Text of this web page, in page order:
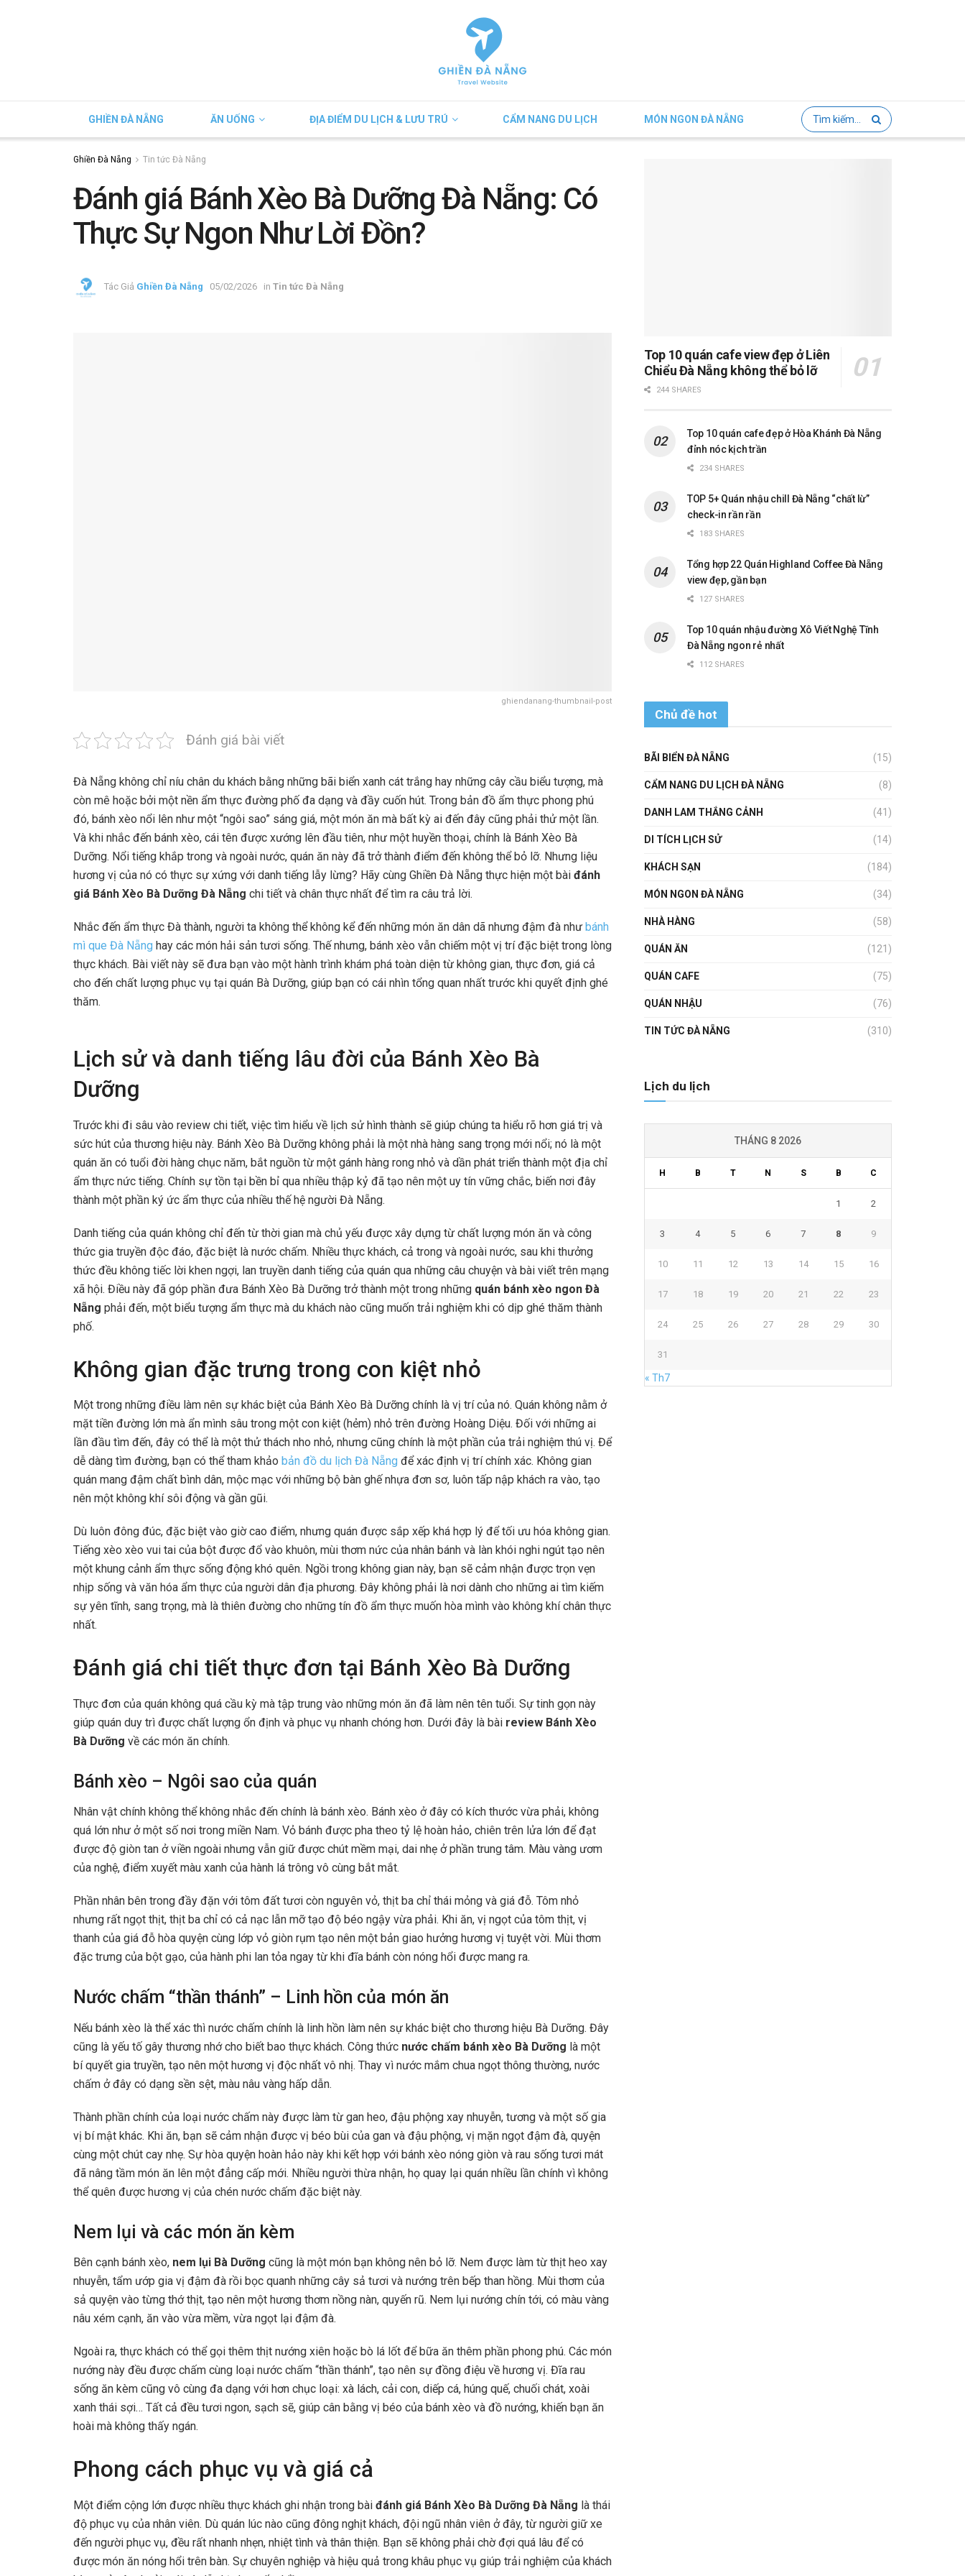
GHIỀN ĐÀ NẴNG ĂN UỐNG ĐỊA ĐIỂM DU LỊCH & LƯU TRÚ CẨM NANG DU LỊCH MÓN NGON ĐÀ NẴNG
Ghiền Đà Nẵng Tin tức Đà Nẵng
Đánh giá Bánh Xèo Bà Dưỡng Đà Nẵng: Có
Thực Sự Ngon Như Lời Đồn?
Tác Giả Ghiền Đà Nẵng 05/02/2026 in Tin tức Đà Nẵng
ghiendanang-thumbnail-post
Đánh giá bài viết
Đà Nẵng không chỉ níu chân du khách bằng những bãi biển xanh cát trắng hay những cây cầu biểu tượng, mà
còn mê hoặc bởi một nền ẩm thực đường phố đa dạng và đầy cuốn hút. Trong bản đồ ẩm thực phong phú
đó, bánh xèo nổi lên như một “ngôi sao” sáng giá, một món ăn mà bất kỳ ai đến đây cũng phải thử một lần.
Và khi nhắc đến bánh xèo, cái tên được xướng lên đầu tiên, như một huyền thoại, chính là Bánh Xèo Bà
Dưỡng. Nổi tiếng khắp trong và ngoài nước, quán ăn này đã trở thành điểm đến không thể bỏ lỡ. Nhưng liệu
hương vị của nó có thực sự xứng với danh tiếng lẫy lừng? Hãy cùng Ghiền Đà Nẵng thực hiện một bài đánh
giá Bánh Xèo Bà Dưỡng Đà Nẵng chi tiết và chân thực nhất để tìm ra câu trả lời.
Nhắc đến ẩm thực Đà thành, người ta không thể không kể đến những món ăn dân dã nhưng đậm đà như bánh
mì que Đà Nẵng hay các món hải sản tươi sống. Thế nhưng, bánh xèo vẫn chiếm một vị trí đặc biệt trong lòng
thực khách. Bài viết này sẽ đưa bạn vào một hành trình khám phá toàn diện từ không gian, thực đơn, giá cả
cho đến chất lượng phục vụ tại quán Bà Dưỡng, giúp bạn có cái nhìn tổng quan nhất trước khi quyết định ghé
thăm.
Lịch sử và danh tiếng lâu đời của Bánh Xèo Bà
Dưỡng
Trước khi đi sâu vào review chi tiết, việc tìm hiểu về lịch sử hình thành sẽ giúp chúng ta hiểu rõ hơn giá trị và
sức hút của thương hiệu này. Bánh Xèo Bà Dưỡng không phải là một nhà hàng sang trọng mới nổi; nó là một
quán ăn có tuổi đời hàng chục năm, bắt nguồn từ một gánh hàng rong nhỏ và dần phát triển thành một địa chỉ
ẩm thực nức tiếng. Chính sự tồn tại bền bỉ qua nhiều thập kỷ đã tạo nên một uy tín vững chắc, biến nơi đây
thành một phần ký ức ẩm thực của nhiều thế hệ người Đà Nẵng.
Danh tiếng của quán không chỉ đến từ thời gian mà chủ yếu được xây dựng từ chất lượng món ăn và công
thức gia truyền độc đáo, đặc biệt là nước chấm. Nhiều thực khách, cả trong và ngoài nước, sau khi thưởng
thức đều không tiếc lời khen ngợi, lan truyền danh tiếng của quán qua những câu chuyện và bài viết trên mạng
xã hội. Điều này đã góp phần đưa Bánh Xèo Bà Dưỡng trở thành một trong những quán bánh xèo ngon Đà
Nẵng phải đến, một biểu tượng ẩm thực mà du khách nào cũng muốn trải nghiệm khi có dịp ghé thăm thành
phố.
Không gian đặc trưng trong con kiệt nhỏ
Một trong những điều làm nên sự khác biệt của Bánh Xèo Bà Dưỡng chính là vị trí của nó. Quán không nằm ở
mặt tiền đường lớn mà ẩn mình sâu trong một con kiệt (hẻm) nhỏ trên đường Hoàng Diệu. Đối với những ai
lần đầu tìm đến, đây có thể là một thử thách nho nhỏ, nhưng cũng chính là một phần của trải nghiệm thú vị. Để
dễ dàng tìm đường, bạn có thể tham khảo bản đồ du lịch Đà Nẵng để xác định vị trí chính xác. Không gian
quán mang đậm chất bình dân, mộc mạc với những bộ bàn ghế nhựa đơn sơ, luôn tấp nập khách ra vào, tạo
nên một không khí sôi động và gần gũi.
Dù luôn đông đúc, đặc biệt vào giờ cao điểm, nhưng quán được sắp xếp khá hợp lý để tối ưu hóa không gian.
Tiếng xèo xèo vui tai của bột được đổ vào khuôn, mùi thơm nức của nhân bánh và làn khói nghi ngút tạo nên
một khung cảnh ẩm thực sống động khó quên. Ngồi trong không gian này, bạn sẽ cảm nhận được trọn vẹn
nhịp sống và văn hóa ẩm thực của người dân địa phương. Đây không phải là nơi dành cho những ai tìm kiếm
sự yên tĩnh, sang trọng, mà là thiên đường cho những tín đồ ẩm thực muốn hòa mình vào không khí chân thực
nhất.
Đánh giá chi tiết thực đơn tại Bánh Xèo Bà Dưỡng
Thực đơn của quán không quá cầu kỳ mà tập trung vào những món ăn đã làm nên tên tuổi. Sự tinh gọn này
giúp quán duy trì được chất lượng ổn định và phục vụ nhanh chóng hơn. Dưới đây là bài review Bánh Xèo
Bà Dưỡng về các món ăn chính.
Bánh xèo – Ngôi sao của quán
Nhân vật chính không thể không nhắc đến chính là bánh xèo. Bánh xèo ở đây có kích thước vừa phải, không
quá lớn như ở một số nơi trong miền Nam. Vỏ bánh được pha theo tỷ lệ hoàn hảo, chiên trên lửa lớn để đạt
được độ giòn tan ở viền ngoài nhưng vẫn giữ được chút mềm mại, dai nhẹ ở phần trung tâm. Màu vàng ươm
của nghệ, điểm xuyết màu xanh của hành lá trông vô cùng bắt mắt.
Phần nhân bên trong đầy đặn với tôm đất tươi còn nguyên vỏ, thịt ba chỉ thái mỏng và giá đỗ. Tôm nhỏ
nhưng rất ngọt thịt, thịt ba chỉ có cả nạc lẫn mỡ tạo độ béo ngậy vừa phải. Khi ăn, vị ngọt của tôm thịt, vị
thanh của giá đỗ hòa quyện cùng lớp vỏ giòn rụm tạo nên một bản giao hưởng hương vị tuyệt vời. Mùi thơm
đặc trưng của bột gạo, của hành phi lan tỏa ngay từ khi đĩa bánh còn nóng hổi được mang ra.
Nước chấm “thần thánh” – Linh hồn của món ăn
Nếu bánh xèo là thể xác thì nước chấm chính là linh hồn làm nên sự khác biệt cho thương hiệu Bà Dưỡng. Đây
cũng là yếu tố gây thương nhớ cho biết bao thực khách. Công thức nước chấm bánh xèo Bà Dưỡng là một
bí quyết gia truyền, tạo nên một hương vị độc nhất vô nhị. Thay vì nước mắm chua ngọt thông thường, nước
chấm ở đây có dạng sền sệt, màu nâu vàng hấp dẫn.
Thành phần chính của loại nước chấm này được làm từ gan heo, đậu phộng xay nhuyễn, tương và một số gia
vị bí mật khác. Khi ăn, bạn sẽ cảm nhận được vị béo bùi của gan và đậu phộng, vị mặn ngọt đậm đà, quyện
cùng một chút cay nhẹ. Sự hòa quyện hoàn hảo này khi kết hợp với bánh xèo nóng giòn và rau sống tươi mát
đã nâng tầm món ăn lên một đẳng cấp mới. Nhiều người thừa nhận, họ quay lại quán nhiều lần chính vì không
thể quên được hương vị của chén nước chấm đặc biệt này.
Nem lụi và các món ăn kèm
Bên cạnh bánh xèo, nem lụi Bà Dưỡng cũng là một món bạn không nên bỏ lỡ. Nem được làm từ thịt heo xay
nhuyễn, tẩm ướp gia vị đậm đà rồi bọc quanh những cây sả tươi và nướng trên bếp than hồng. Mùi thơm của
sả quyện vào từng thớ thịt, tạo nên một hương thơm nồng nàn, quyến rũ. Nem lụi nướng chín tới, có màu vàng
nâu xém cạnh, ăn vào vừa mềm, vừa ngọt lại đậm đà.
Ngoài ra, thực khách có thể gọi thêm thịt nướng xiên hoặc bò lá lốt để bữa ăn thêm phần phong phú. Các món
nướng này đều được chấm cùng loại nước chấm “thần thánh”, tạo nên sự đồng điệu về hương vị. Đĩa rau
sống ăn kèm cũng vô cùng đa dạng với hơn chục loại: xà lách, cải con, diếp cá, húng quế, chuối chát, xoài
xanh thái sợi… Tất cả đều tươi ngon, sạch sẽ, giúp cân bằng vị béo của bánh xèo và đồ nướng, khiến bạn ăn
hoài mà không thấy ngán.
Phong cách phục vụ và giá cả
Một điểm cộng lớn được nhiều thực khách ghi nhận trong bài đánh giá Bánh Xèo Bà Dưỡng Đà Nẵng là thái
độ phục vụ của nhân viên. Dù quán lúc nào cũng đông nghịt khách, đội ngũ nhân viên ở đây, từ người giữ xe
đến người phục vụ, đều rất nhanh nhẹn, nhiệt tình và thân thiện. Bạn sẽ không phải chờ đợi quá lâu để có
được món ăn nóng hổi trên bàn. Sự chuyên nghiệp và hiệu quả trong khâu phục vụ giúp trải nghiệm của khách
Top 10 quán cafe view đẹp ở Liên
Chiểu Đà Nẵng không thể bỏ lỡ
244 SHARES
Top 10 quán cafe đẹp ở Hòa Khánh Đà Nẵng
đỉnh nóc kịch trần
234 SHARES
TOP 5+ Quán nhậu chill Đà Nẵng “chất lừ”
check-in rần rần
183 SHARES
Tổng hợp 22 Quán Highland Coffee Đà Nẵng
view đẹp, gần bạn
127 SHARES
Top 10 quán nhậu đường Xô Viết Nghệ Tĩnh
Đà Nẵng ngon rẻ nhất
112 SHARES
Chủ đề hot
BÃI BIỂN ĐÀ NẴNG (15)
CẨM NANG DU LỊCH ĐÀ NẴNG (8)
DANH LAM THẮNG CẢNH (41)
DI TÍCH LỊCH SỬ (14)
KHÁCH SẠN (184)
MÓN NGON ĐÀ NẴNG (34)
NHÀ HÀNG (58)
QUÁN ĂN (121)
QUÁN CAFE (75)
QUÁN NHẬU (76)
TIN TỨC ĐÀ NẴNG (310)
Lịch du lịch
THÁNG 8 2026
H B T N S B C
1 2
3 4 5 6 7 8 9
10 11 12 13 14 15 16
17 18 19 20 21 22 23
24 25 26 27 28 29 30
31
« Th7